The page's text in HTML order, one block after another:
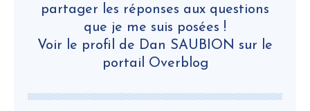
partager les réponses aux questions
que je me suis posées !
Voir le profil de Dan SAUBION sur le
portail Overblog